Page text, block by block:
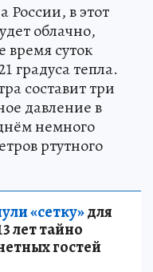
в этот
облачно,
время суток
градуса тепла.
составит три
давление в
немного
ртутного
«сетку»для
лет тайно
гостей